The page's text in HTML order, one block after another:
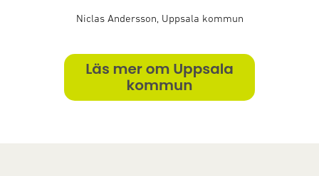
Niclas Andersson, Uppsala kommun